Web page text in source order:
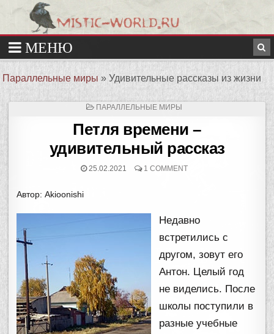
Параллельные миры »Удивительные рассказы из жизни
ОПУБЛИКОВАНО
ПАРАЛЛЕЛЬНЫЕ МИРЫ
Петля времени –
удивительный рассказ
25.02.2021 1 COMMENT
Автор: Akioonishi
Недавно
встретились с
другом, зовут его
Антон. Целый год
не виделись. После
школы поступили в
разные учебные